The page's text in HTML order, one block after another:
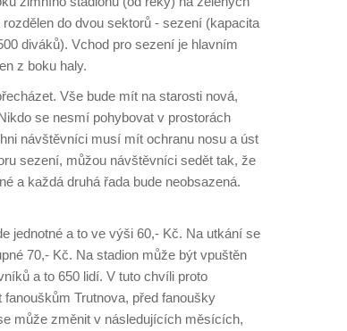
do dvou sektorů - sezení (kapacita
diváků). Vchod pro sezení je hlavním
z boku haly.
Vše bude mít na starosti nová,
se nesmí pohybovat v prostorách
návštěvníci musí mít ochranu nosu a úst
sezení, můžou návštěvníci sedět tak, že
a každá druhá řada bude neobsazená.
jednotné a to ve výši 60,- Kč. Na utkání se
70,- Kč. Na stadion může být vpuštěn
a to 650 lidí. V tuto chvíli proto
Trutnova, před fanoušky
může změnit v následujících měsících,